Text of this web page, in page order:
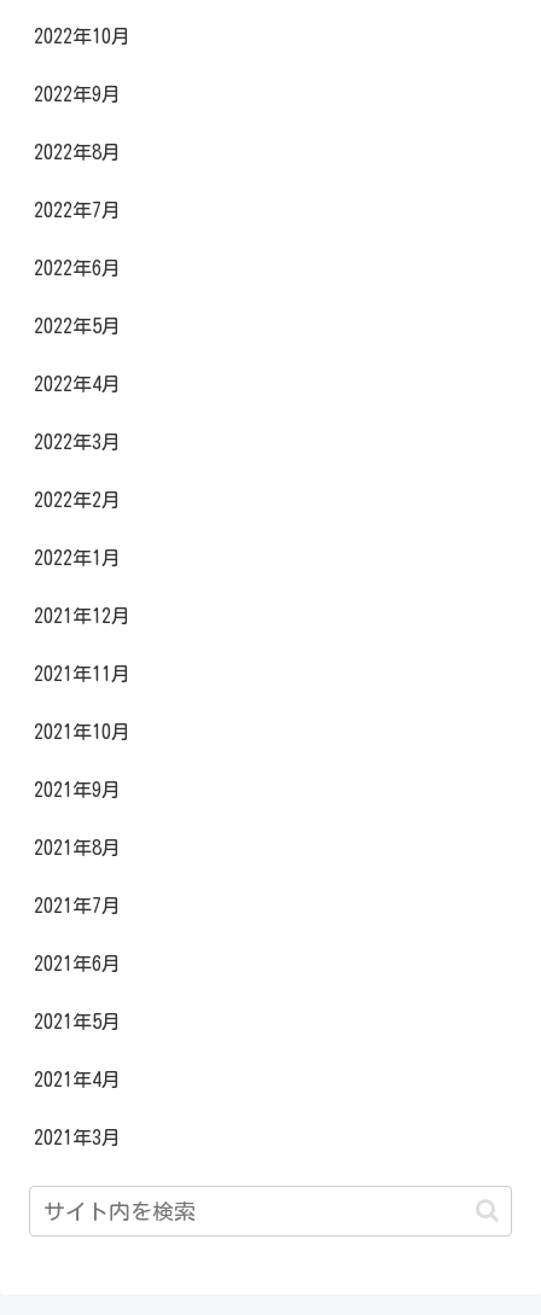
2022年10月
2022年9月
2022年8月
2022年7月
2022年6月
2022年5月
2022年4月
2022年3月
2022年2月
2022年1月
2021年12月
2021年11月
2021年10月
2021年9月
2021年8月
2021年7月
2021年6月
2021年5月
2021年4月
2021年3月